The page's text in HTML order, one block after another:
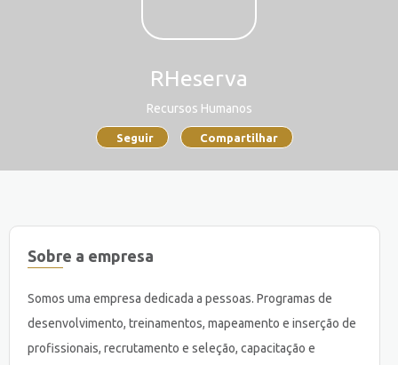
RHeserva
Recursos Humanos
Seguir Compartilhar
Sobre a empresa
Somos uma empresa dedicada a pessoas. Programas de
desenvolvimento, treinamentos, mapeamento e inserção de
profissionais, recrutamento e seleção, capacitação e